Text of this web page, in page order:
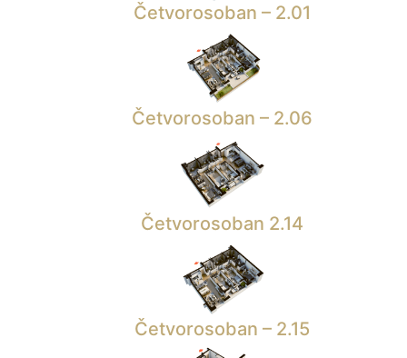
Četvorosoban – 2.01
Četvorosoban – 2.06
Četvorosoban 2.14
Četvorosoban – 2.15